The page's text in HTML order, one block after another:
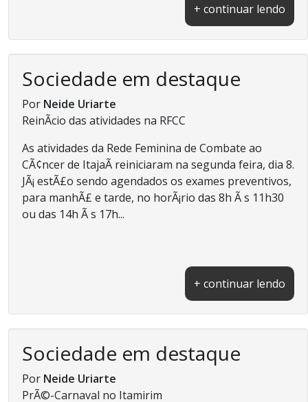
+ continuar lendo
Sociedade em destaque
Por Neide Uriarte
ReinÃ­cio das atividades na RFCC
As atividades da Rede Feminina de Combate ao
CÃ¢ncer de ItajaÃ­ reiniciaram na segunda feira, dia 8.
JÃ¡ estÃ£o sendo agendados os exames preventivos,
para manhÃ£ e tarde, no horÃ¡rio das 8h Ã s 11h30
ou das 14h Ã s 17h...
+ continuar lendo
Sociedade em destaque
Por Neide Uriarte
PrÃ©-Carnaval no Itamirim